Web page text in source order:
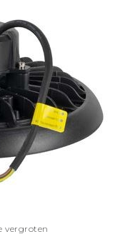
vergroten